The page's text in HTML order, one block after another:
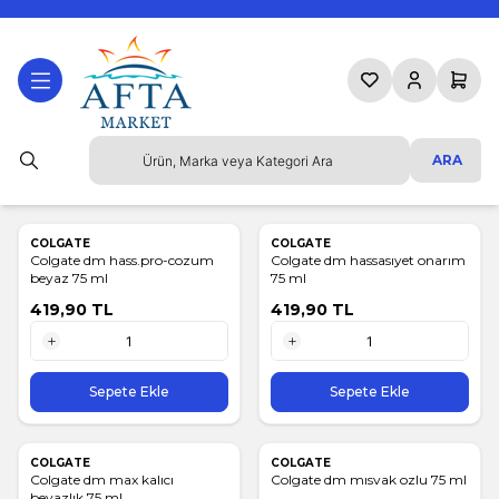
ARA
Favorilerim
HesabımSepetim
COLGATE
Colgate dm hass.pro-cozum
beyaz 75 ml
419,90 TL
1 Adet
Sepete Ekle
COLGATE
Colgate dm hassasıyet onarım
75 ml
419,90 TL
1 Adet
Sepete Ekle
COLGATE
Colgate dm max kalıcı
COLGATE
Colgate dm mısvak ozlu 75 ml